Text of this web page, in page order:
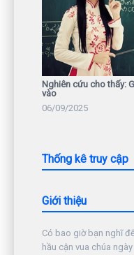
Nghiên cứu cho thấy:
vào
06/09/2025
Thống kê truy cập
Giới thiệu
Có bao giờ bạn nghĩ
hầu cận vua chúa